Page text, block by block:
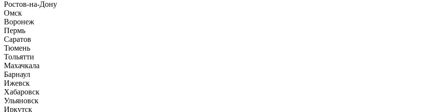
Ростов-на-Дону
Омск
Воронеж
Пермь
Саратов
Тюмень
Тольятти
Махачкала
Барнаул
Ижевск
Хабаровск
Ульяновск
Иркутск